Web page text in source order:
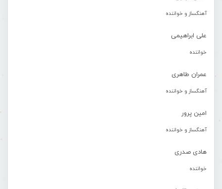
آهنگساز و خواننده
علی ابراهیمی
خواننده
عمران طاهری
آهنگساز و خواننده
امین پرور
آهنگساز و خواننده
هادی صدری
خواننده